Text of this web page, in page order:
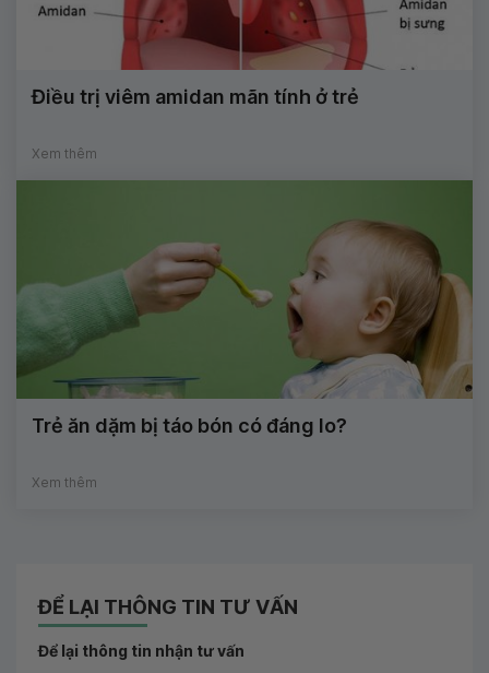
Điều trị viêm amidan mãn tính ở trẻ
Xem thêm
Trẻ ăn dặm bị táo bón có đáng lo?
Xem thêm
ĐỂ LẠI THÔNG TIN TƯ VẤN
Để lại thông tin nhận tư vấn